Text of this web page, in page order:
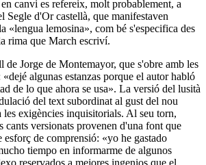
canvi es refereix, molt probablement, a
Segle d'Or castellà, que manifestaven
«lengua lemosina», com bé s'especifica des
rima que March escriví.
de Jorge de Montemayor, que s'obre amb les
algunas estanzas porque el autor habló
de lo que ahora se usa». La versió del lusità
del text subordinat al gust del nou
les exigències inquisitorials. Al seu torn,
cants versionats provenen d'una font que
esforç de comprensió: «yo he gastado
tiempo en informarme de algunos
reservados a mejores ingenios que el